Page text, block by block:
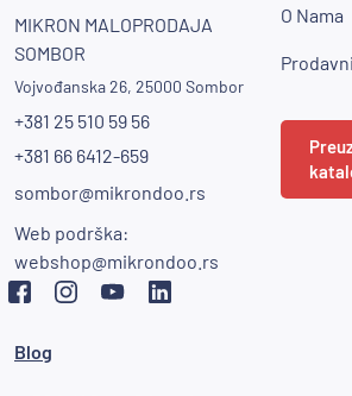
MIKRON MALOPRODAJA
SOMBOR
Vojvođanska 26, 25000 Sombor
+381 25 510 59 56
+381 66 6412-659
sombor@mikrondoo.rs
Web podrška:
webshop@mikrondoo.rs
O Nama
Blog